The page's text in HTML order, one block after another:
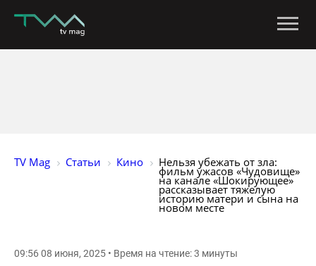
TV Mag Статьи Кино Нельзя убежать от зла:
фильм ужасов «Чудовище»
на канале «Шокирующее»
рассказывает тяжелую
историю матери и сына на
новом месте
09:56 08 июня, 2025 • Время на чтение: 3 минуты